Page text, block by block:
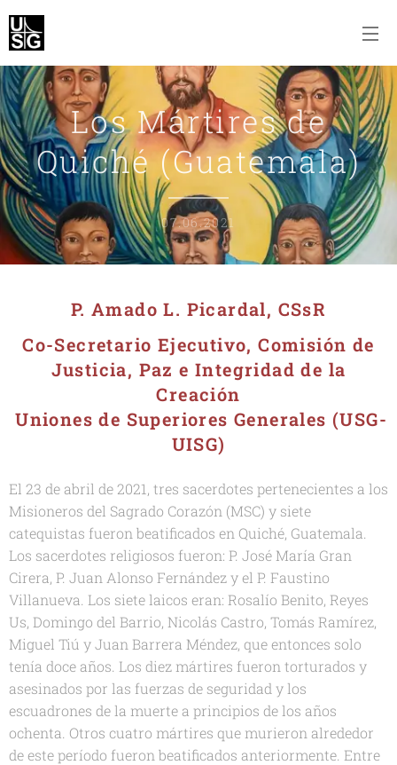
Los Mártires de
Quiché (Guatemala)
07.06.2021
P. Amado L. Picardal, CSsR
Co-Secretario Ejecutivo, Comisión de
Justicia, Paz e Integridad de la
Creación
Uniones de Superiores Generales (USG-
UISG)
El 23 de abril de 2021, tres sacerdotes pertenecientes a los
Misioneros del Sagrado Corazón (MSC) y siete
catequistas fueron beatificados en Quiché, Guatemala.
Los sacerdotes religiosos fueron: P. José María Gran
Cirera, P. Juan Alonso Fernández y el P. Faustino
Villanueva. Los siete laicos eran: Rosalío Benito, Reyes
Us, Domingo del Barrio, Nicolás Castro, Tomás Ramírez,
Miguel Tiú y Juan Barrera Méndez, que entonces solo
tenía doce años. Los diez mártires fueron torturados y
asesinados por las fuerzas de seguridad y los
escuadrones de la muerte a principios de los años
ochenta. Otros cuatro mártires que murieron alrededor
de este período fueron beatificados anteriormente. Entre